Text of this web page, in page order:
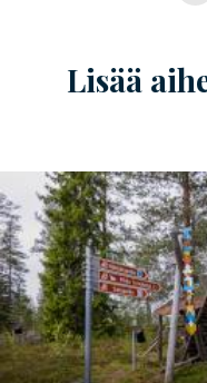
Lisää